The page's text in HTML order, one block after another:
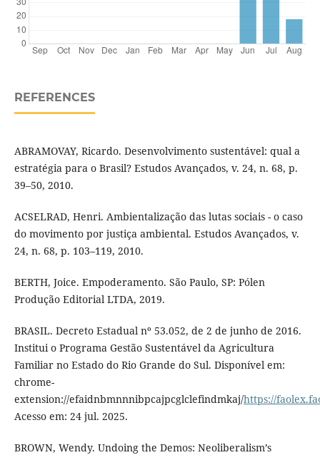
REFERENCES
ABRAMOVAY, Ricardo. Desenvolvimento sustentável: qual a
estratégia para o Brasil? Estudos Avançados, v. 24, n. 68, p.
39–50, 2010.
ACSELRAD, Henri. Ambientalização das lutas sociais - o caso
do movimento por justiça ambiental. Estudos Avançados, v.
24, n. 68, p. 103–119, 2010.
BERTH, Joice. Empoderamento. São Paulo, SP: Pólen
Produção Editorial LTDA, 2019.
BRASIL. Decreto Estadual nº 53.052, de 2 de junho de 2016.
Institui o Programa Gestão Sustentável da Agricultura
Familiar no Estado do Rio Grande do Sul. Disponível em:
chrome-
extension://efaidnbmnnnibpcajpcglclefindmkaj/https://
Acesso em: 24 jul. 2025.
BROWN, Wendy. Undoing the Demos: Neoliberalism’s